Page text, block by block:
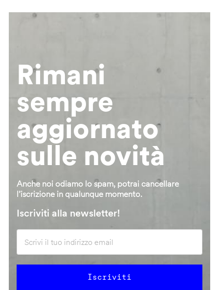
Rimani
sempre
aggiornato
sulle novità
Anche noi odiamo lo spam, potrai cancellare
l’iscrizione in qualunque momento.
Iscriviti alla newsletter!